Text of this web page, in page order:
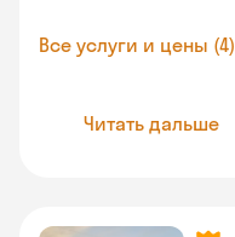
Все услуги и цены (4)
Читать дальше